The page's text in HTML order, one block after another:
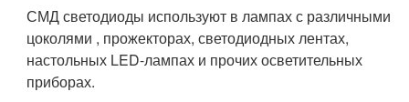
СМД светодиоды используют в лампах с различными
цоколями , прожекторах, светодиодных лентах,
настольных LED-лампах и прочих осветительных
приборах.